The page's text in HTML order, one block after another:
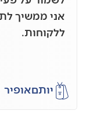
אני ממשיך
ללקוחות.
יותםאופיר